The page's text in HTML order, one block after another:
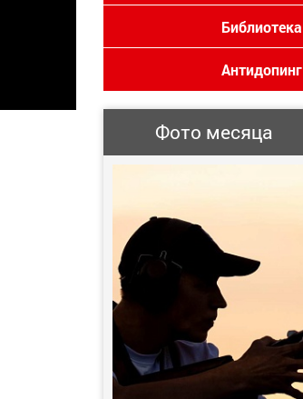
Библиотека
Антидопинг
Фото месяца